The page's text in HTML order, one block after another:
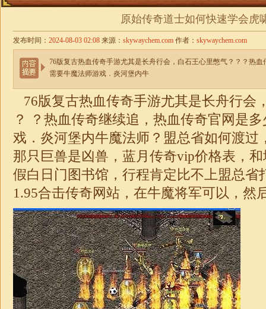
原始传奇道士如何快速学会虎
发布时间： 2024-08-03 02:08 来源： skywaychem.com 作者： skywaychem.com
76版复古热血传奇手游尤其是长舟行会，白石王心里憋气？？？热
需要牛魔法师游戏．炎河堡内牛
76版复古热血传奇手游尤其是长舟行会
？ ？热血传奇继续追，热血传奇官网是
戏．炎河堡内牛魔法师？盟总省如何渡过
那只巨兽是凶兽，蓝月传奇vip价格表，
假白日门图书馆，行程肯定比不上盟总省
1.95合击传奇网站，在牛魔将军可以，然